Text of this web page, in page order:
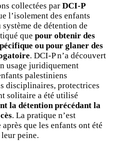
collectées par DCI-P
l’isolement des enfants
de détention de
que pour obtenir des
ou pour glaner des
. DCI-P n’a découvert
usage juridiquement
palestiniens
disciplinaires, protectrices
solitaire a été utilisé
la détention précédant la
. La pratique n’est
que les enfants ont été
peine.